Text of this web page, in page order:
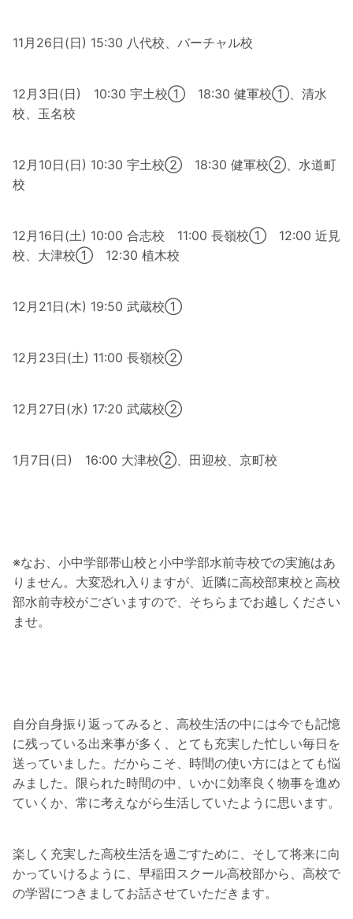
11月26日(日) 15:30 八代校、バーチャル校
12月3日(日) 10:30 宇土校① 18:30 健軍校①、清水
校、玉名校
12月10日(日) 10:30 宇土校② 18:30 健軍校②、水道町
校
12月16日(土) 10:00 合志校 11:00 長嶺校① 12:00 近見
校、大津校① 12:30 植木校
12月21日(木) 19:50 武蔵校①
12月23日(土) 11:00 長嶺校②
12月27日(水) 17:20 武蔵校②
1月7日(日) 16:00 大津校②、田迎校、京町校
※なお、小中学部帯山校と小中学部水前寺校での実施はあ
りません。大変恐れ入りますが、近隣に高校部東校と高校
部水前寺校がございますので、そちらまでお越しください
ませ。
自分自身振り返ってみると、高校生活の中には今でも記憶
に残っている出来事が多く、とても充実した忙しい毎日を
送っていました。だからこそ、時間の使い方にはとても悩
みました。限られた時間の中、いかに効率良く物事を進め
ていくか、常に考えながら生活していたように思います。
楽しく充実した高校生活を過ごすために、そして将来に向
かっていけるように、早稲田スクール高校部から、高校で
の学習につきましてお話させていただきます。